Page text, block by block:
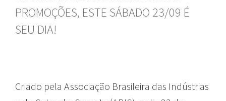
PROMOÇÕES, ESTE SÁBADO 23/09 É
SEU DIA!
Criado pela Associação Brasileira das Indústrias